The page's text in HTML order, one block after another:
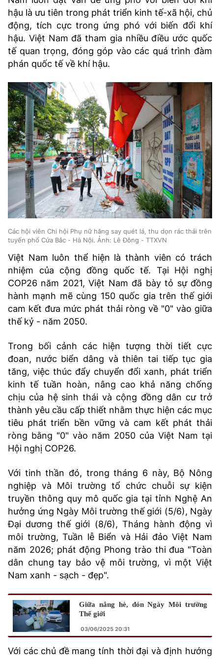
hậu là ưu tiên trong phát triển kinh tế-xã hội, chủ
động, tích cực trong ứng phó với biến đổi khí
hậu. Việt Nam đã tham gia nhiều điều ước quốc
tế quan trọng, đóng góp vào các quá trình đàm
phán quốc tế về khí hậu.
Các hội viên Chi hội Phụ nữ hăng say quét lá, thu dọn rác thải trên
tuyến phố Cửa Bắc - Hà Nội. Ảnh: Lê Đông - TTXVN
Việt Nam luôn thể hiện là thành viên có trách
nhiệm của cộng đồng quốc tế. Tại Hội nghị
COP26 năm 2021, Việt Nam đã bày tỏ sự đồng
hành mạnh mẽ cùng 150 quốc gia trên thế giới
cam kết đưa mức phát thải ròng về "0" vào giữa
thế kỷ - năm 2050.
Trong bối cảnh các hiện tượng thời tiết cực
đoan, nước biển dâng và thiên tai tiếp tục gia
tăng, việc thúc đẩy chuyển đổi xanh, phát triển
kinh tế tuần hoàn, nâng cao khả năng chống
chịu của hệ sinh thái và cộng đồng dân cư trở
thành yêu cầu cấp thiết nhằm thực hiện các mục
tiêu phát triển bền vững và cam kết phát thải
ròng bằng "0" vào năm 2050 của Việt Nam tại
Hội nghị COP26.
Với tinh thần đó, trong tháng 6 này, Bộ Nông
nghiệp và Môi trường tổ chức chuỗi sự kiện
truyền thông quy mô quốc gia tại tỉnh Nghệ An
hưởng ứng Ngày Môi trường thế giới (5/6), Ngày
Đại dương thế giới (8/6), Tháng hành động vì
môi trường, Tuần lễ Biển và Hải đảo Việt Nam
năm 2026; phát động Phong trào thi đua "Toàn
dân chung tay bảo vệ môi trường, vì một Việt
Nam xanh - sạch - đẹp".
Giữa nắng hè, đón Ngày Môi trường
Thế giới
03/06/2025 20:31
Với các chủ đề mang tính thời đại và định hướng